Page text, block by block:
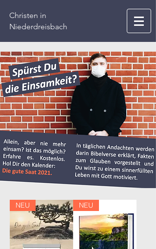
Christen in
Niederdreisbach
NEU NEU